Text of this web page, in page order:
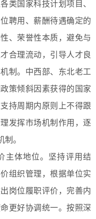
类国家科技计划项目、
聘用、薪酬待遇确定的
、荣誉性本质，避免与
合理流动，引导人才良
制。中西部、东北老工
策倾斜因素获得的国家
持周期内原则上不得跟
发挥市场机制作用，逐
。
体地位。坚持评用结
组织管理，根据单位实
岗位履职评价，完善内
更好协调统一。按照深